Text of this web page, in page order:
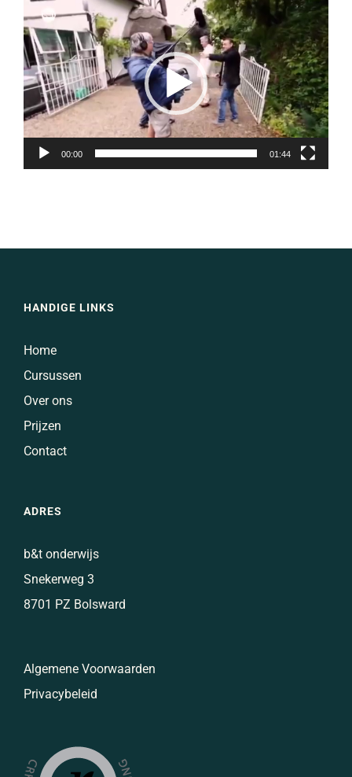
Videospeler
00:00 01:44
HANDIGE LINKS
Home
Cursussen
Over ons
Prijzen
Contact
ADRES
b&t onderwijs
Snekerweg 3
8701 PZ Bolsward
Algemene Voorwaarden
Privacybeleid